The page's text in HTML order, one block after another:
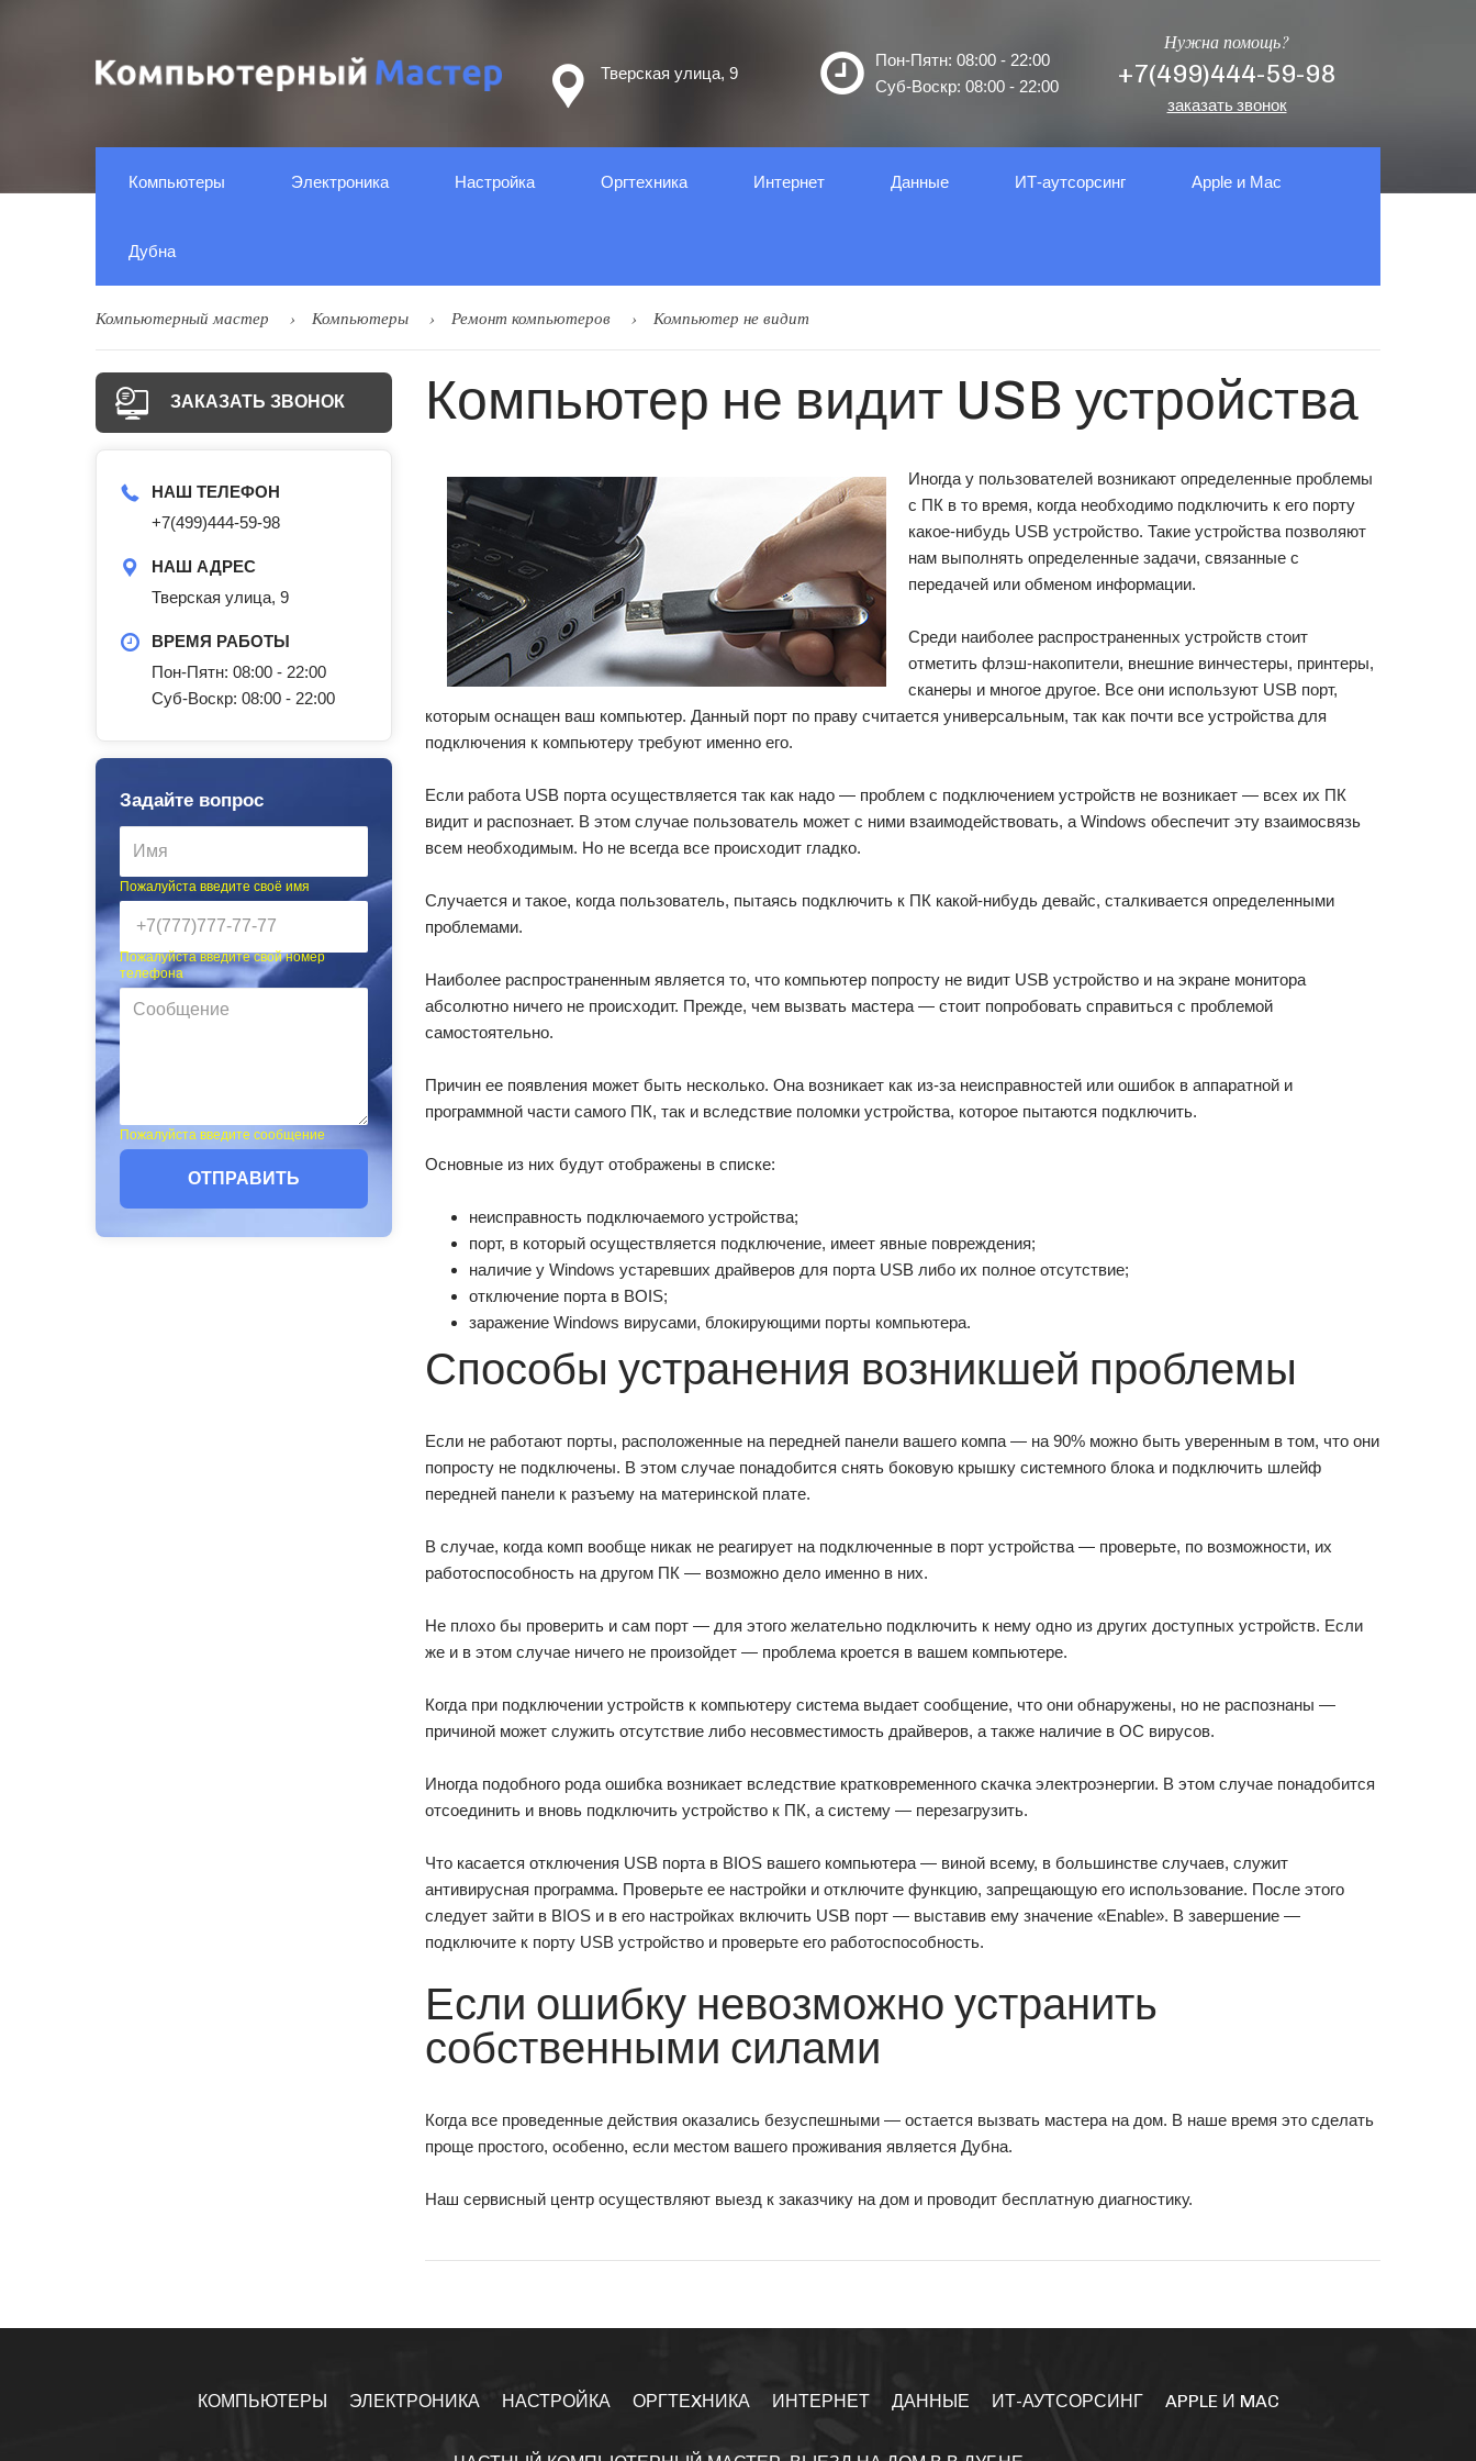
Тверская улица, 9
Пон-Пятн: 08:00 - 22:00
Суб-Воскр: 08:00 - 22:00
Нужна помощь?
+7(499)444-59-98
заказать звонок
Компьютеры Электроника Настройка Оргтеxника Интернет Данные ИТ-аутсорсинг Apple и Mac
Дубна
Компьютерный мастер Компьютеры Ремонт компьютеров Компьютер не видит
ЗАКАЗАТЬ ЗВОНОК
НАШ ТЕЛЕФОН
+7(499)444-59-98
НАШ АДРЕС
Тверская улица, 9
ВРЕМЯ РАБОТЫ
Пон-Пятн: 08:00 - 22:00
Суб-Воскр: 08:00 - 22:00
Задайте вопрос
Пожалуйста введите своё имя
Пожалуйста введите свой номер
телефона
Пожалуйста введите сообщение
ОТПРАВИТЬ
Компьютер не видит USB устройства
Иногда у пользователей возникают определенные проблемы
с ПК в то время, когда необходимо подключить к его порту
какое-нибудь USB устройство. Такие устройства позволяют
нам выполнять определенные задачи, связанные с
передачей или обменом информации.
Среди наиболее распространенных устройств стоит
отметить флэш-накопители, внешние винчестеры, принтеры,
сканеры и многое другое. Все они используют USB порт,
которым оснащен ваш компьютер. Данный порт по праву считается универсальным, так как почти все устройства для
подключения к компьютеру требуют именно его.
Если работа USB порта осуществляется так как надо — проблем с подключением устройств не возникает — всех их ПК
видит и распознает. В этом случае пользователь может с ними взаимодействовать, а Windows обеспечит эту взаимосвязь
всем необходимым. Но не всегда все происходит гладко.
Случается и такое, когда пользователь, пытаясь подключить к ПК какой-нибудь девайс, сталкивается определенными
проблемами.
Наиболее распространенным является то, что компьютер попросту не видит USB устройство и на экране монитора
абсолютно ничего не происходит. Прежде, чем вызвать мастера — стоит попробовать справиться с проблемой
самостоятельно.
Причин ее появления может быть несколько. Она возникает как из-за неисправностей или ошибок в аппаратной и
программной части самого ПК, так и вследствие поломки устройства, которое пытаются подключить.
Основные из них будут отображены в списке:
неисправность подключаемого устройства;
порт, в который осуществляется подключение, имеет явные повреждения;
наличие у Windows устаревших драйверов для порта USB либо их полное отсутствие;
отключение порта в BOIS;
заражение Windows вирусами, блокирующими порты компьютера.
Способы устранения возникшей проблемы
Если не работают порты, расположенные на передней панели вашего компа — на 90% можно быть уверенным в том, что они
попросту не подключены. В этом случае понадобится снять боковую крышку системного блока и подключить шлейф
передней панели к разъему на материнской плате.
В случае, когда комп вообще никак не реагирует на подключенные в порт устройства — проверьте, по возможности, их
работоспособность на другом ПК — возможно дело именно в них.
Не плохо бы проверить и сам порт — для этого желательно подключить к нему одно из других доступных устройств. Если
же и в этом случае ничего не произойдет — проблема кроется в вашем компьютере.
Когда при подключении устройств к компьютеру система выдает сообщение, что они обнаружены, но не распознаны —
причиной может служить отсутствие либо несовместимость драйверов, а также наличие в ОС вирусов.
Иногда подобного рода ошибка возникает вследствие кратковременного скачка электроэнергии. В этом случае понадобится
отсоединить и вновь подключить устройство к ПК, а систему — перезагрузить.
Что касается отключения USB порта в BIOS вашего компьютера — виной всему, в большинстве случаев, служит
антивирусная программа. Проверьте ее настройки и отключите функцию, запрещающую его использование. После этого
следует зайти в BIOS и в его настройках включить USB порт — выставив ему значение «Enable». В завершение —
подключите к порту USB устройство и проверьте его работоспособность.
Если ошибку невозможно устранить
собственными силами
Когда все проведенные действия оказались безуспешными — остается вызвать мастера на дом. В наше время это сделать
проще простого, особенно, если местом вашего проживания является Дубна.
Наш сервисный центр осуществляют выезд к заказчику на дом и проводит бесплатную диагностику.
КОМПЬЮТЕРЫ ЭЛЕКТРОНИКА НАСТРОЙКА ОРГТЕXНИКА ИНТЕРНЕТ ДАННЫЕ ИТ-АУТСОРСИНГ APPLE И MAC